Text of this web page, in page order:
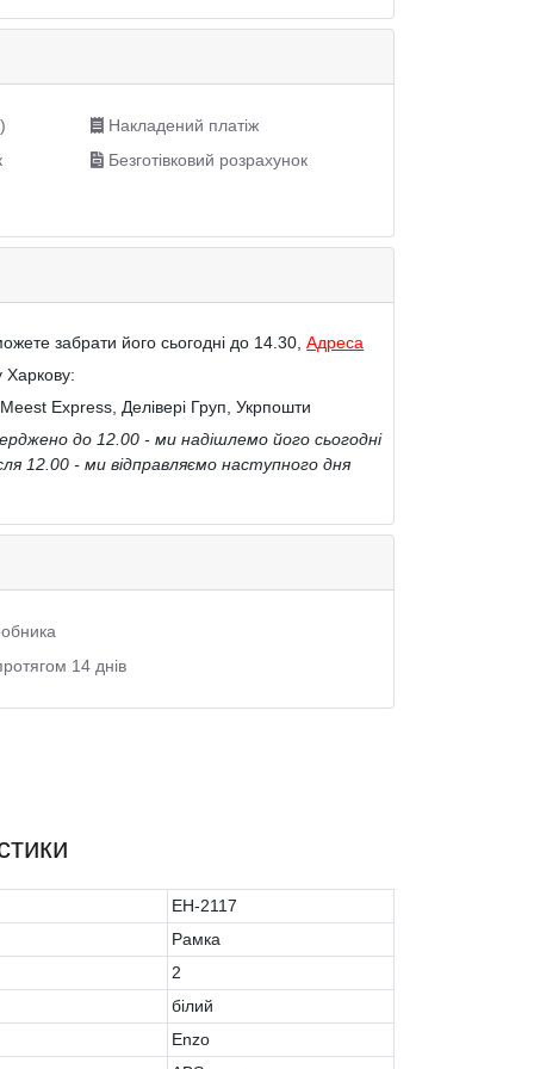
Накладений платіж
Безготівковий розрахунок
забрати його сьогодні до 14.30, Адреса
Харкову:
Express, Делівері Груп, Укрпошти
до 12.00 - ми надішлемо його сьогодні
12.00 - ми відправляємо наступного дня
14 днів
EH-2117
Рамка
2
білий
Enzo